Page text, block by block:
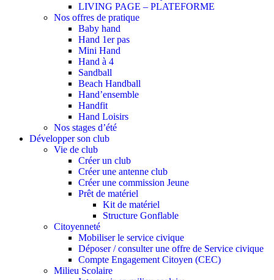
LIVING PAGE – PLATEFORME
Nos offres de pratique
Baby hand
Hand 1er pas
Mini Hand
Hand à 4
Sandball
Beach Handball
Hand’ensemble
Handfit
Hand Loisirs
Nos stages d’été
Développer son club
Vie de club
Créer un club
Créer une antenne club
Créer une commission Jeune
Prêt de matériel
Kit de matériel
Structure Gonflable
Citoyenneté
Mobiliser le service civique
Déposer / consulter une offre de Service civique
Compte Engagement Citoyen (CEC)
Milieu Scolaire